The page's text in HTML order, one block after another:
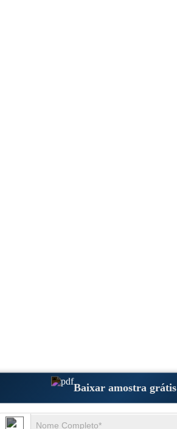
Baixar amostra grátis